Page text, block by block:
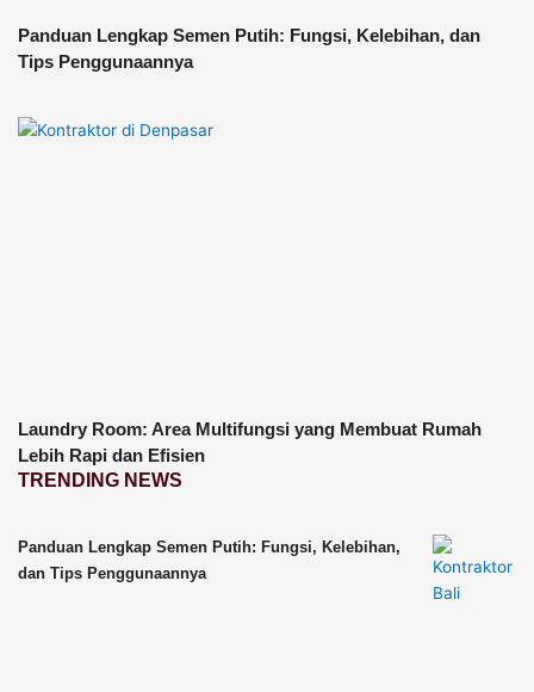
Panduan Lengkap Semen Putih: Fungsi, Kelebihan, dan
Tips Penggunaannya
Laundry Room: Area Multifungsi yang Membuat Rumah
Lebih Rapi dan Efisien
TRENDING NEWS
Panduan Lengkap Semen Putih: Fungsi, Kelebihan,
dan Tips Penggunaannya